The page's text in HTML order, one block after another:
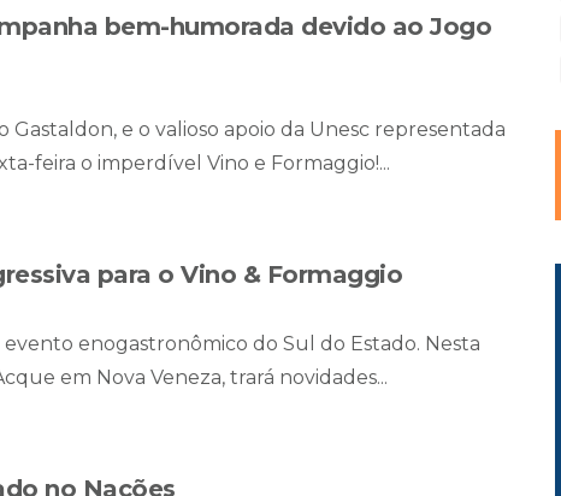
bem-humorada devido ao Jogo
e o valioso apoio da Unesc representada
feira o imperdível Vino e Formaggio!...
para o Vino & Formaggio
enogastronômico do Sul do Estado. Nesta
em Nova Veneza, trará novidades...
no Nações